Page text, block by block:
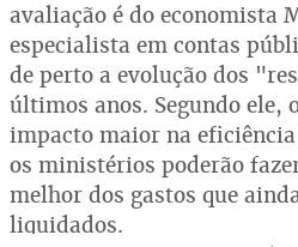
avaliação é do economista
especialista em contas
de perto a evolução dos
últimos anos. Segundo ele,
impacto maior na eficiência
os ministérios poderão
melhor dos gastos que
liquidados.